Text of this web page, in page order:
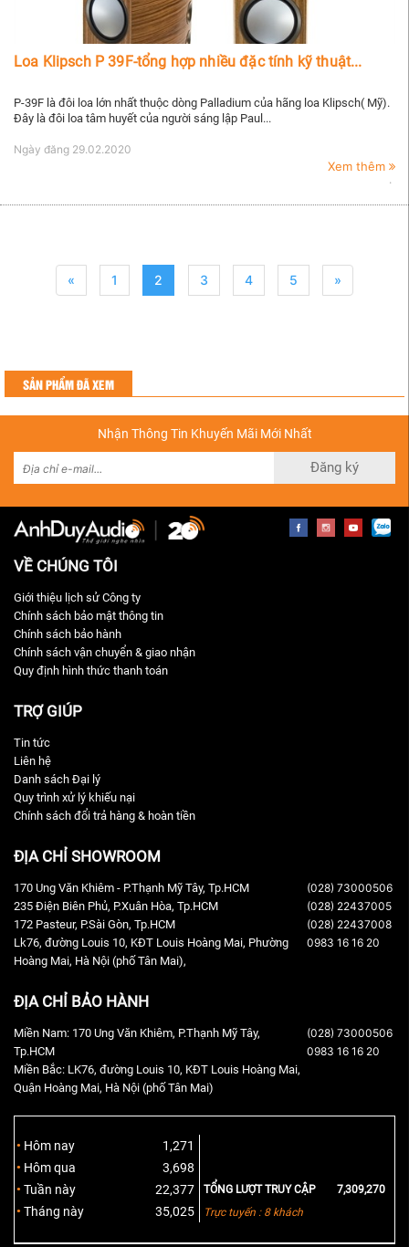
Loa Klipsch P 39F-tổng hợp nhiều đặc tính kỹ thuật...
P-39F là đôi loa lớn nhất thuộc dòng Palladium của hãng loa Klipsch( Mỹ).
Đây là đôi loa tâm huyết của người sáng lập Paul...
Ngày đăng 29.02.2020
Xem thêm
« 1 2 3 4 5 »
SẢN PHẨM ĐÃ XEM
Nhận Thông Tin Khuyến Mãi Mới Nhất
Đăng ký
VỀ CHÚNG TÔI
Giới thiệu lịch sử Công ty
Chính sách bảo mật thông tin
Chính sách bảo hành
Chính sách vận chuyển & giao nhận
Quy định hình thức thanh toán
TRỢ GIÚP
Tin tức
Liên hệ
Danh sách Đại lý
Quy trình xử lý khiếu nại
Chính sách đổi trả hàng & hoàn tiền
ĐỊA CHỈ SHOWROOM
170 Ung Văn Khiêm - P.Thạnh Mỹ Tây, Tp.HCM
235 Điện Biên Phủ, P.Xuân Hòa, Tp.HCM
172 Pasteur, P.Sài Gòn, Tp.HCM
Lk76, đường Louis 10, KĐT Louis Hoàng Mai, Phường
Hoàng Mai, Hà Nội (phố Tân Mai),
(028) 73000506
(028) 22437005
(028) 22437008
0983 16 16 20
ĐỊA CHỈ BẢO HÀNH
Miền Nam: 170 Ung Văn Khiêm, P.Thạnh Mỹ Tây,
Tp.HCM
Miền Bắc: LK76, đường Louis 10, KĐT Louis Hoàng Mai,
Quận Hoàng Mai, Hà Nội (phố Tân Mai)
(028) 73000506
0983 16 16 20
Hôm nay
1,271
Hôm qua
3,698
Tuần này
22,377
Tháng này
35,025
TỔNG LƯỢT TRUY CẬP
7,309,270
Trực tuyến : 8 khách